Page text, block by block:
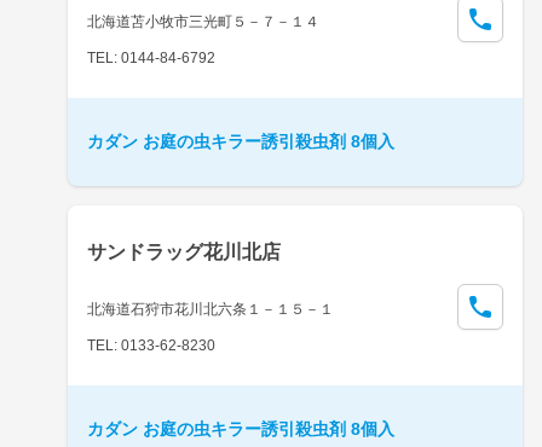
北海道苫小牧市三光町５－７－１４
TEL: 0144-84-6792
カダン お庭の虫キラー誘引殺虫剤 8個入
サンドラッグ花川北店
北海道石狩市花川北六条１－１５－１
TEL: 0133-62-8230
カダン お庭の虫キラー誘引殺虫剤 8個入